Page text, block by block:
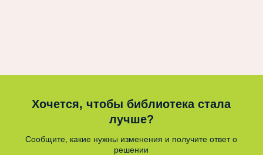
Хочется, чтобы библиотека стала
лучше?
Сообщите, какие нужны изменения и получите ответ о
решении